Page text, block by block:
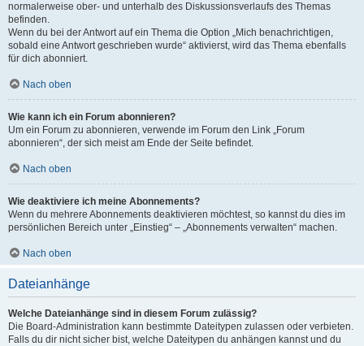
normalerweise ober- und unterhalb des Diskussionsverlaufs des Themas
befinden.
Wenn du bei der Antwort auf ein Thema die Option „Mich benachrichtigen,
sobald eine Antwort geschrieben wurde“ aktivierst, wird das Thema ebenfalls
für dich abonniert.
Nach oben
Wie kann ich ein Forum abonnieren?
Um ein Forum zu abonnieren, verwende im Forum den Link „Forum
abonnieren“, der sich meist am Ende der Seite befindet.
Nach oben
Wie deaktiviere ich meine Abonnements?
Wenn du mehrere Abonnements deaktivieren möchtest, so kannst du dies im
persönlichen Bereich unter „Einstieg“ – „Abonnements verwalten“ machen.
Nach oben
Dateianhänge
Welche Dateianhänge sind in diesem Forum zulässig?
Die Board-Administration kann bestimmte Dateitypen zulassen oder verbieten.
Falls du dir nicht sicher bist, welche Dateitypen du anhängen kannst und du